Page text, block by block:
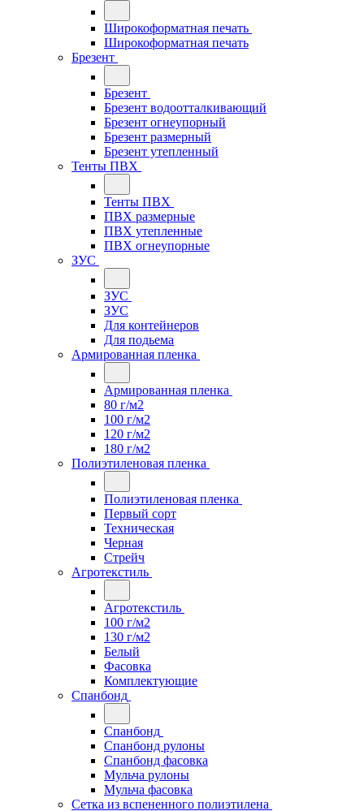
Широкоформатная печать
Широкоформатная печать
Брезент
Брезент
Брезент водоотталкивающий
Брезент огнеупорный
Брезент размерный
Брезент утепленный
Тенты ПВХ
Тенты ПВХ
ПВХ размерные
ПВХ утепленные
ПВХ огнеупорные
ЗУС
ЗУС
ЗУС
Для контейнеров
Для подьема
Армированная пленка
Армированная пленка
80 г/м2
100 г/м2
120 г/м2
180 г/м2
Полиэтиленовая пленка
Полиэтиленовая пленка
Первый сорт
Техническая
Черная
Стрейч
Агротекстиль
Агротекстиль
100 г/м2
130 г/м2
Белый
Фасовка
Комплектующие
Спанбонд
Спанбонд
Спанбонд рулоны
Спанбонд фасовка
Мульча рулоны
Мульча фасовка
Сетка из вспененного полиэтилена